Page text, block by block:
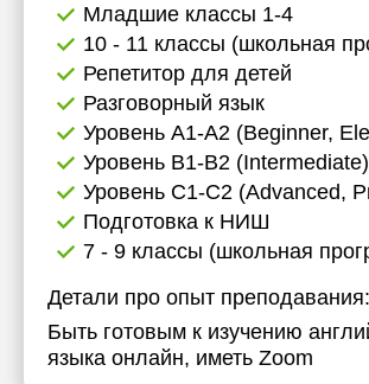
Младшие классы 1-4
10 - 11 классы (школьная
Репетитор для детей
Разговорный язык
Уровень А1-А2 (Beginner,
Уровень B1-B2 (Intermediate)
Уровень C1-C2 (Advanced,
Подготовка к НИШ
7 - 9 классы (школьная
Детали про опыт преподавания:
Быть готовым к изучению
языка онлайн, иметь Zoom